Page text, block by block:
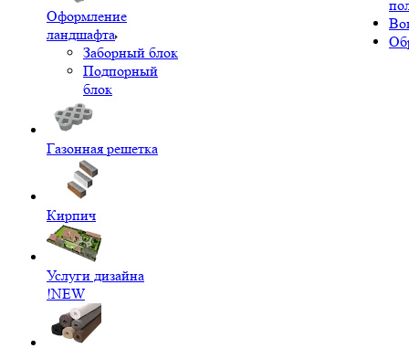
Оформление
ландшафта
Заборный блок
Подпорный
блок
Газонная решетка
Кирпич
Услуги дизайна
!NEW